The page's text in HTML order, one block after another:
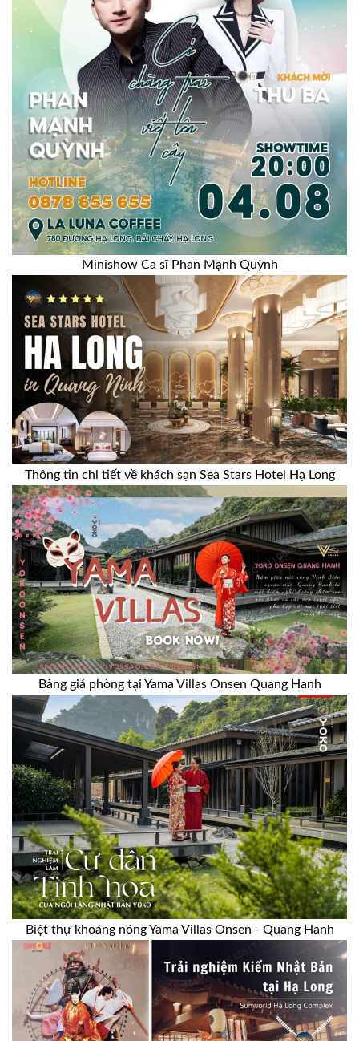
Minishow Ca sĩ Phan Mạnh Quỳnh
Thông tin chi tiết về khách sạn Sea Stars Hotel Hạ Long
Bảng giá phòng tại Yama Villas Onsen Quang Hanh
Biệt thự khoáng nóng Yama Villas Onsen - Quang Hanh